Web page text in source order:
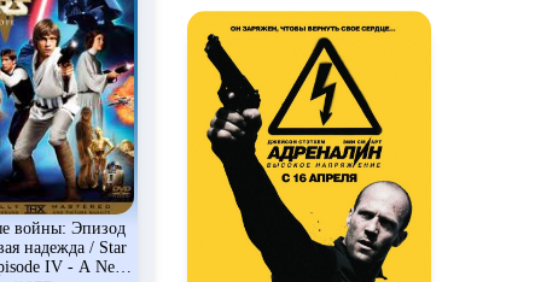
войны: Эпизод
надежда / Star
IV - A New